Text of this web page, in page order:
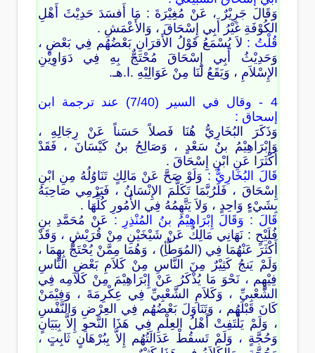
وَقَالَ جَرِيْرٌ ، عَنْ مُغِيْرَةَ : مَا أَفسَدَ حَدِيْثَ أَهْلِ
الكُوْفَةِ غَيْرُ أَبِي إِسْحَاقَ ، وَالأَعْمَشِ .
قُلْتُ : لاَ يُسْمَعُ قَوْلُ الأَقرَانِ بَعْضُهُم فِي بَعْضٍ ،
وَحَدِيْثُ أَبِي إِسْحَاقَ مُحْتَجٌّ بِهِ فِي دَوَاوِيْنِ
الإِسْلاَمِ ، وَيَقَعُ لَنَا مِنْ عَوَالِيْهِ .ا.هـ.
4 - وقال في السير (7/40) عند ترجمة ابن
إسحاق :
وَذَكَرَ البُخَارِيُّ هُنَا فَصلاً حَسَناً عَنْ رِجَالِهِ ،
وَإِبْرَاهِيْمُ بنُ سَعْدٍ ، وَصَالِحُ بنُ كَيْسَانَ ، فَقَدْ
أَكْثَرَا عَنِ ابْنِ إِسْحَاقَ .
قَالَ البُخَارِيُّ : وَلَوْ صَحَّ عَنْ مَالِكٍ تَنَاوُلُهُ مِنِ ابْنِ
إِسْحَاقَ ، فَلَرُبَّمَا تَكَلَّمَ الإِنْسَانُ ، فَيَرْمِي صَاحِبَهُ
بِشَيْءٍ وَاحِدٍ ، وَلاَ يَتَّهِمُهُ فِي الأُمُورِ كُلِّهَا .
قَالَ : وَقَالَ إِبْرَاهِيْمُ بنُ المُنْذِرِ : عَنْ مُحَمَّدِ بنِ
فُلَيْحٍ : نَهَانِي مَالِكٌ عَنْ شَيْخَيْنِ مِنْ قُرَيْشٍ ، وَقَدْ
أَكْثَرَ عَنْهُمَا فِي (المُوَطَّأِ) ، وَهُمَا مِمَّنْ يُحْتَجُّ بِهِمَا ،
وَلَمْ يَنجُ كَثِيْرٌ مِنَ النَّاسِ مِنْ كَلاَمِ بَعْضِ النَّاسِ
فِيْهِم ، نَحْوَ مَا يُذْكَرُ عَنْ إِبْرَاهِيْمَ مِنْ كَلاَمِه فِي
الشَّعْبِيِّ ، وَكَلاَمِ الشَّعْبِيِّ فِي عِكْرِمَةَ ، وَفِيْمَنْ
كَانَ قَبْلَهُم ، وَتَنَاوَلَ بَعْضُهُم فِي العِرْضِ وَالنَّفْسِ
، وَلَمْ يَلْتَفِتْ أَهْلُ العِلْمِ فِي هَذَا النَّحوِ إِلاَّ بِبَيَانٍ
وَحُجَّةٍ ، وَلَمْ تَسقُطْ عَدَالَتُهُم إِلاَّ بِبُرْهَانٍ ثَابِتٍ ،